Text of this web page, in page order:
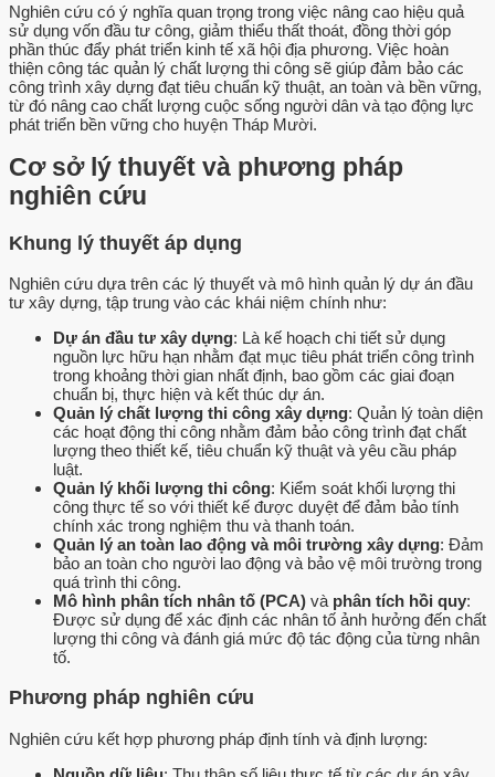
Nghiên cứu có ý nghĩa quan trọng trong việc nâng cao hiệu quả
sử dụng vốn đầu tư công, giảm thiểu thất thoát, đồng thời góp
phần thúc đẩy phát triển kinh tế xã hội địa phương. Việc hoàn
thiện công tác quản lý chất lượng thi công sẽ giúp đảm bảo các
công trình xây dựng đạt tiêu chuẩn kỹ thuật, an toàn và bền vững,
từ đó nâng cao chất lượng cuộc sống người dân và tạo động lực
phát triển bền vững cho huyện Tháp Mười.
Cơ sở lý thuyết và phương pháp
nghiên cứu
Khung lý thuyết áp dụng
Nghiên cứu dựa trên các lý thuyết và mô hình quản lý dự án đầu
tư xây dựng, tập trung vào các khái niệm chính như:
Dự án đầu tư xây dựng: Là kế hoạch chi tiết sử dụng
nguồn lực hữu hạn nhằm đạt mục tiêu phát triển công trình
trong khoảng thời gian nhất định, bao gồm các giai đoạn
chuẩn bị, thực hiện và kết thúc dự án.
Quản lý chất lượng thi công xây dựng: Quản lý toàn diện
các hoạt động thi công nhằm đảm bảo công trình đạt chất
lượng theo thiết kế, tiêu chuẩn kỹ thuật và yêu cầu pháp
luật.
Quản lý khối lượng thi công: Kiểm soát khối lượng thi
công thực tế so với thiết kế được duyệt để đảm bảo tính
chính xác trong nghiệm thu và thanh toán.
Quản lý an toàn lao động và môi trường xây dựng: Đảm
bảo an toàn cho người lao động và bảo vệ môi trường trong
quá trình thi công.
Mô hình phân tích nhân tố (PCA) và phân tích hồi quy:
Được sử dụng để xác định các nhân tố ảnh hưởng đến chất
lượng thi công và đánh giá mức độ tác động của từng nhân
tố.
Phương pháp nghiên cứu
Nghiên cứu kết hợp phương pháp định tính và định lượng: